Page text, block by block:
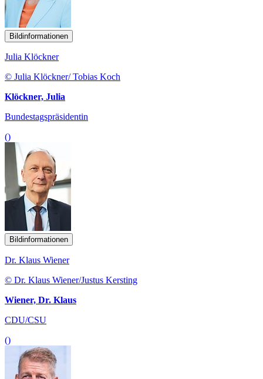
Bildinformationen
Julia Klöckner
© Julia Klöckner/ Tobias Koch
Klöckner, Julia
Bundestagspräsidentin
()
Bildinformationen
Dr. Klaus Wiener
© Dr. Klaus Wiener/Justus Kersting
Wiener, Dr. Klaus
CDU/CSU
()